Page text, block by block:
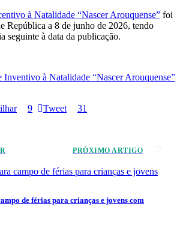
à Natalidade “Nascer Arouquense” foi
República a 8 de junho de 2026, tendo
seguinte à data da publicação.
Inventivo à Natalidade “Nascer Arouquense”
9 Tweet 31
PRÓXIMO ARTIGO
de férias para crianças e jovens com